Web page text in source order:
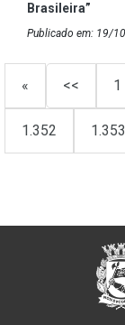
Brasileira”
Publicado em: 19/
« << 1
1.352 1.353